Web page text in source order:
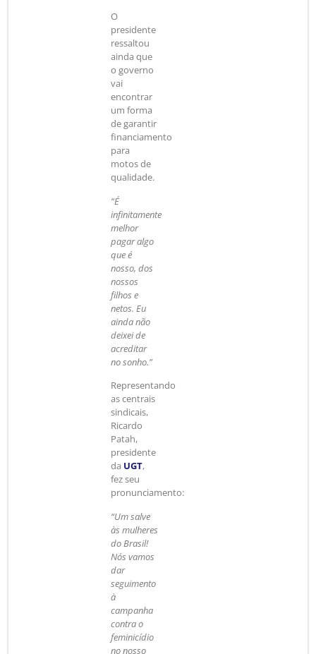
O
presidente
ressaltou
ainda que
o governo
vai
encontrar
um forma
de garantir
financiamento
para
motos de
qualidade.
“É
infinitamente
melhor
pagar algo
que é
nosso, dos
nossos
filhos e
netos. Eu
ainda não
deixei de
acreditar
no sonho.”
Representando
as centrais
sindicais,
Ricardo
Patah,
presidente
da UGT,
fez seu
pronunciamento:
“Um salve
às mulheres
do Brasil!
Nós vamos
dar
seguimento
à
campanha
contra o
feminicídio
no nosso